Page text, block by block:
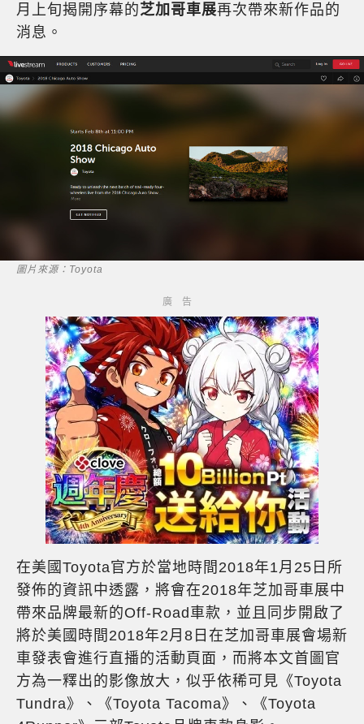
月上旬揭開序幕的芝加哥車展再次帶來新作品的
消息。
圖片來源：Toyota
在美國Toyota官方於當地時間2018年1月25日所
發佈的資訊中透露，將會在2018年芝加哥車展中
帶來品牌最新的Off-Road車款，並且同步開啟了
將於美國時間2018年2月8日在芝加哥車展會場新
車發表會進行直播的活動頁面，而將本文首圖官
方為一釋出的影像放大，似乎依稀可見《Toyota
Tundra》、《Toyota Tacoma》、《Toyota